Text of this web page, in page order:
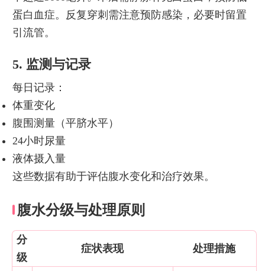
蛋白血症。反复穿刺需注意预防感染，必要时留置
引流管。
5. 监测与记录
每日记录：
体重变化
腹围测量（平脐水平）
24小时尿量
液体摄入量
这些数据有助于评估腹水变化和治疗效果。
腹水分级与处理原则
分
级
症状表现 处理措施